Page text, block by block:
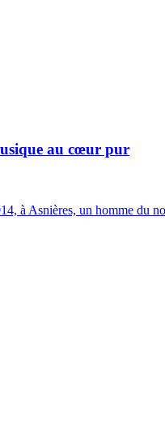
au cœur pur
à Asnières, un homme du